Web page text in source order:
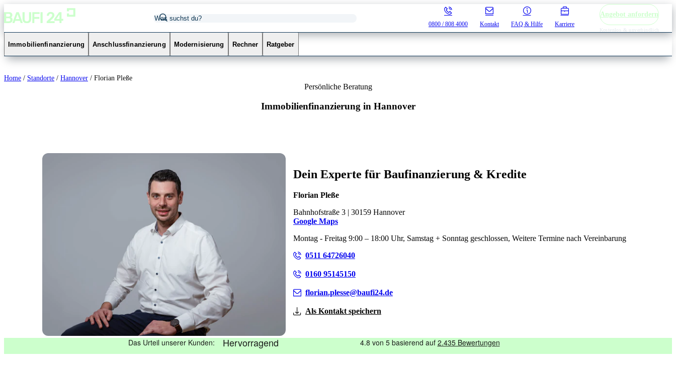
0800 / 808 4000 Kontakt FAQ & Hilfe Karriere
Angebot anfordern
Kostenlos & unverbindlich
Immobilienfinanzierung Anschlussfinanzierung Modernisierung Rechner Ratgeber
Home / Standorte / Hannover / Florian Pleße
Persönliche Beratung
Immobilienfinanzierung in Hannover
Dein Experte für Baufinanzierung & Kredite
Florian Pleße
Bahnhofstraße 3 | 30159 Hannover
Google Maps
Montag - Freitag 9:00 – 18:00 Uhr, Samstag + Sonntag geschlossen, Weitere Termine nach Vereinbarung
0511 64726040
0160 95145150
florian.plesse@baufi24.de
Als Kontakt speichern